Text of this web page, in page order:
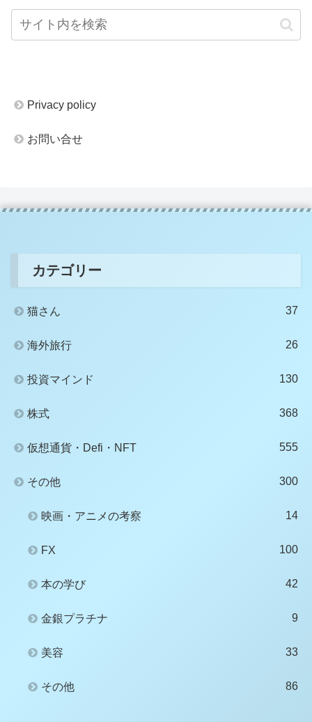
Privacy policy
お問い合せ
カテゴリー
猫さん 37
海外旅行 26
投資マインド 130
株式 368
仮想通貨・Defi・NFT 555
その他 300
映画・アニメの考察 14
FX 100
本の学び 42
金銀プラチナ 9
美容 33
その他 86